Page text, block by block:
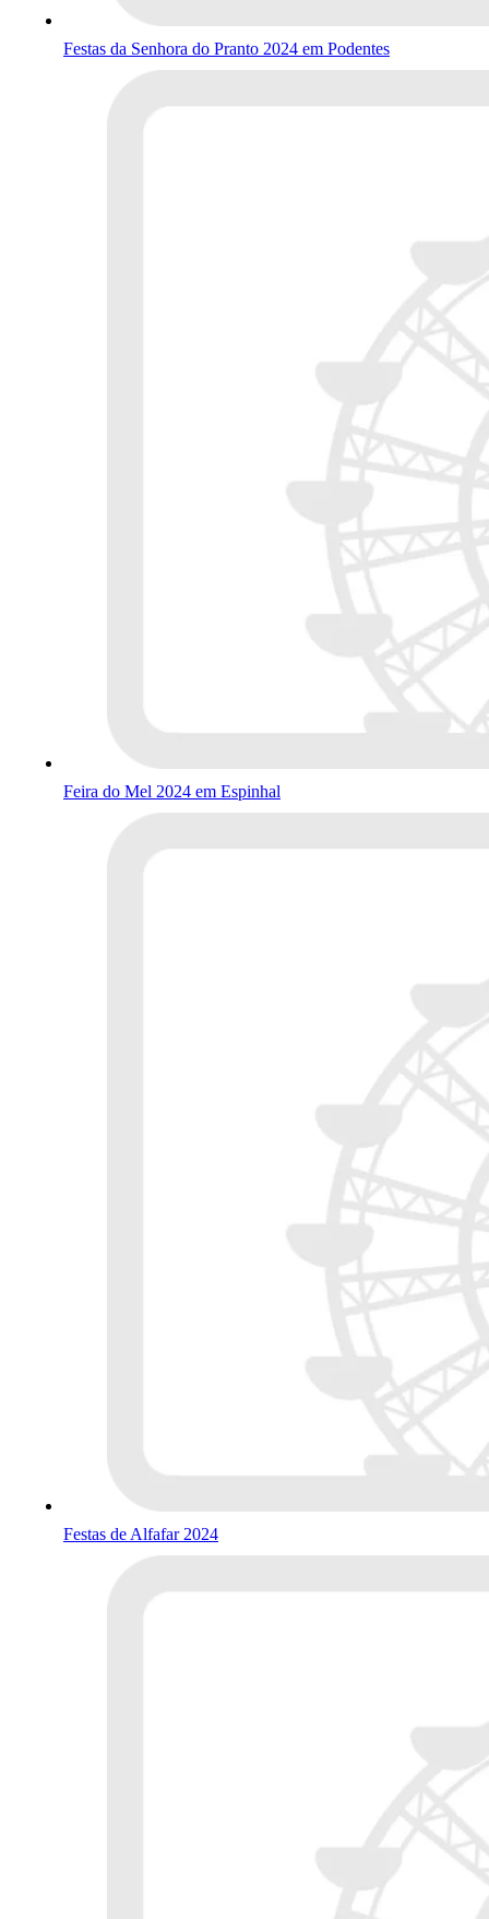
Festas da Senhora do Pranto 2024 em Podentes
Feira do Mel 2024 em Espinhal
Festas de Alfafar 2024